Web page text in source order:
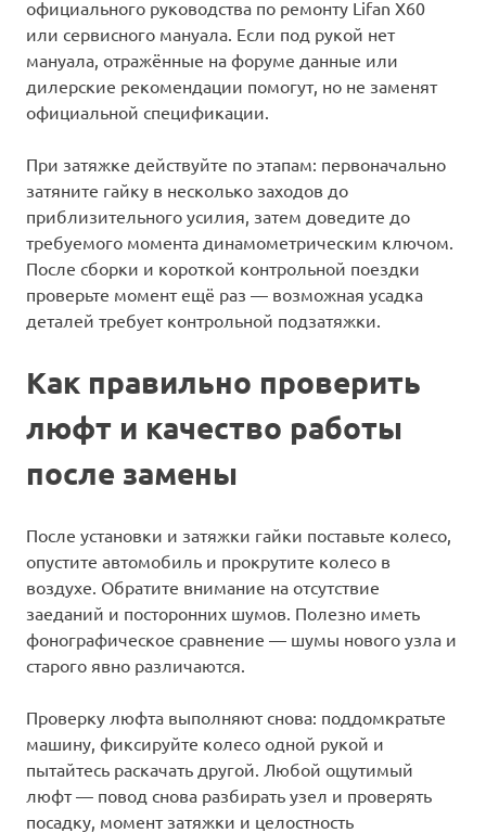
официального руководства по ремонту Lifan X60
или сервисного мануала. Если под рукой нет
мануала, отражённые на форуме данные или
дилерские рекомендации помогут, но не заменят
официальной спецификации.
При затяжке действуйте по этапам: первоначально
затяните гайку в несколько заходов до
приблизительного усилия, затем доведите до
требуемого момента динамометрическим ключом.
После сборки и короткой контрольной поездки
проверьте момент ещё раз — возможная усадка
деталей требует контрольной подзатяжки.
Как правильно проверить
люфт и качество работы
после замены
После установки и затяжки гайки поставьте колесо,
опустите автомобиль и прокрутите колесо в
воздухе. Обратите внимание на отсутствие
заеданий и посторонних шумов. Полезно иметь
фонографическое сравнение — шумы нового узла и
старого явно различаются.
Проверку люфта выполняют снова: поддомкратьте
машину, фиксируйте колесо одной рукой и
пытайтесь раскачать другой. Любой ощутимый
люфт — повод снова разбирать узел и проверять
посадку, момент затяжки и целостность